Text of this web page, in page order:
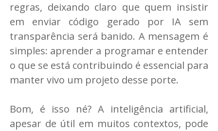
regras, deixando claro que quem insistir
em enviar código gerado por IA sem
transparência será banido. A mensagem é
simples: aprender a programar e entender
o que se está contribuindo é essencial para
manter vivo um projeto desse porte.
Bom, é isso né? A inteligência artificial,
apesar de útil em muitos contextos, pode